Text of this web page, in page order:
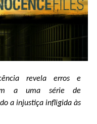
revela erros e
a uma série de
a injustiça infligida às